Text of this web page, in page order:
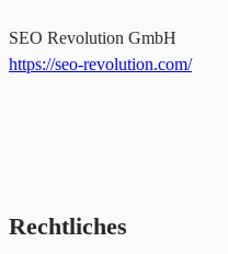
SEO Revolution GmbH
https://seo-revolution.com/
Rechtliches